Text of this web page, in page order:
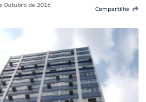
Outubro de 2016
Compartilhe